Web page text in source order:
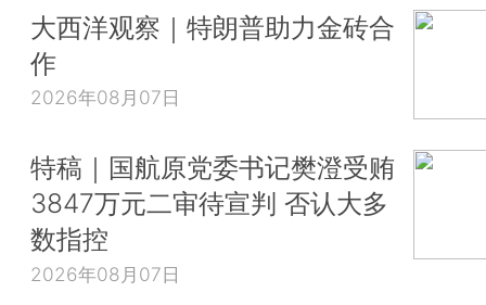
大西洋观察｜特朗普助力金砖合
作
2026年08月07日
特稿｜国航原党委书记樊澄受贿
3847万元二审待宣判 否认大多
数指控
2026年08月07日